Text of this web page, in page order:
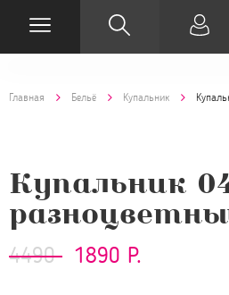
Главная Бельё Купальник
Купальник
4490 1890 Р.